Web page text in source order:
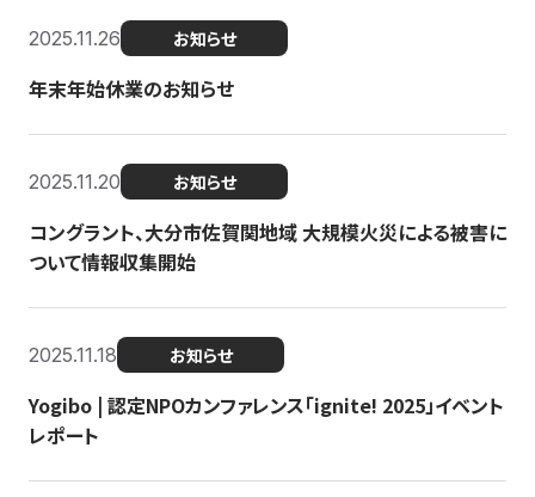
2025.11.26 お知らせ
年末年始休業のお知らせ
2025.11.20 お知らせ
コングラント、大分市佐賀関地域 大規模火災による被害に
ついて情報収集開始
2025.11.18 お知らせ
Yogibo | 認定NPOカンファレンス「ignite! 2025」イベント
レポート